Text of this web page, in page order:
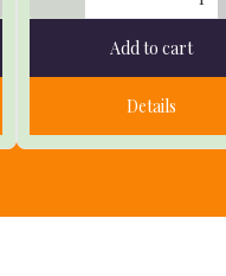
Add to cart
Details